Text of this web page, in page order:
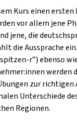
Kurs einen
vor allem jene
jene, die
die Aussprache
r”) ebenso
zur richtigen
Unterschiede
Regionen.